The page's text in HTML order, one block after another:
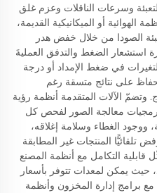
وسرعات الناقلات وعزم غلق
الهوائية أو الميكانيكية القديمة،
الصودا من خلال خفض هدر
استشعار الضغط والتدفق العمليةَ
في ضغط الإمداد أو درجة
على نتائج متسقة رغم
وتضمّ الآلات المتقدمة أنظمة رؤية
معالجة الصور لفحص كل
ووجود الغطاء وسلامة إغلاقه،
تلقائيًّا المنتجات غير المطابقة
قابلية التكامل مع أنظمة المصنع
حيث يمكن لمعدات تتوفر بأسعار
مع برامج إدارة المخزون وأنظمة